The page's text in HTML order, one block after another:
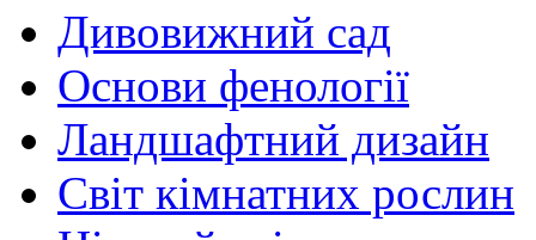
Дивовижний сад
Основи фенології
Ландшафтний дизайн
Світ кімнатних рослин